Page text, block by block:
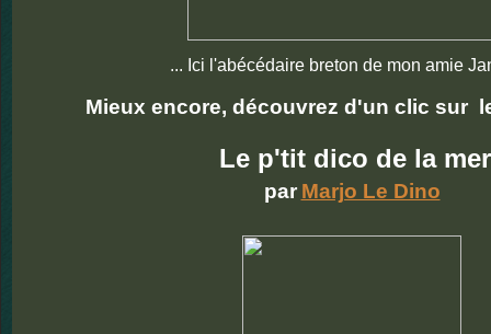
... Ici l'abécédaire breton de mon amie
Mieux encore, découvrez d'un clic sur
Le p'tit dico de la mer
par Marjo Le Dino